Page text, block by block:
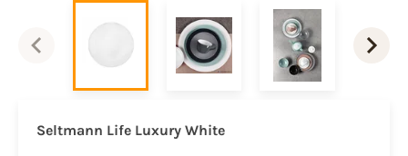
Seltmann Life Luxury White